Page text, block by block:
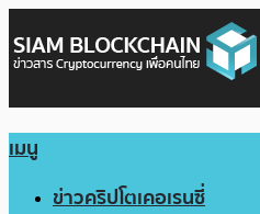
เมนู
ข่าวคริปโตเคอเรนซี่